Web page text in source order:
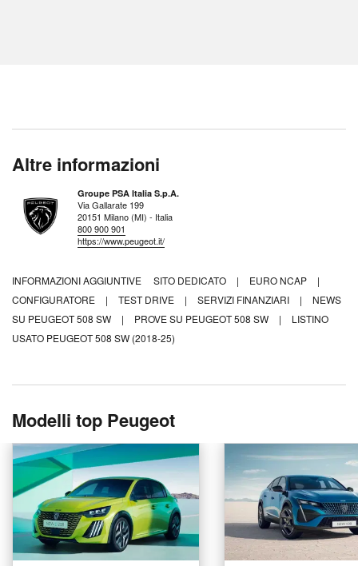
Altre informazioni
Groupe PSA Italia S.p.A.
Via Gallarate 199
20151 Milano (MI) - Italia
800 900 901
https://www.peugeot.it/
INFORMAZIONI AGGIUNTIVE SITO DEDICATO | EURO NCAP
|
CONFIGURATORE
| TEST DRIVE | SERVIZI FINANZIARI |
NEWS
SU PEUGEOT 508 SW
| PROVE SU PEUGEOT 508 SW |
LISTINO
USATO PEUGEOT 508 SW (2018-25)
Modelli top Peugeot